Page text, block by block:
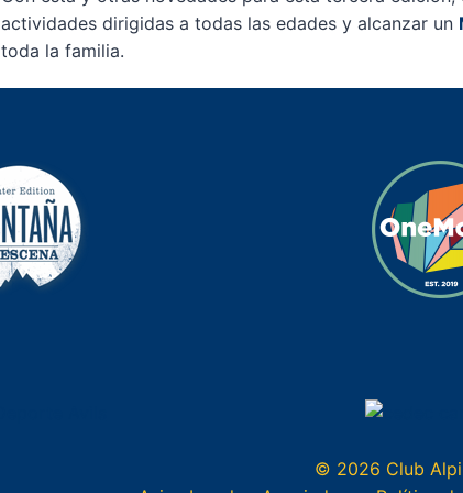
actividades dirigidas a todas las edades y alcanzar un
toda la familia.
© 2026 Club